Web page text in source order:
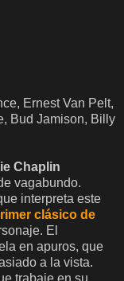
Ernest Van Pelt,
Bud Jamison, Billy
Chaplin
vagabundo.
interpreta este
clásico de
El
en apuros, que
a la vista.
trabaje en su